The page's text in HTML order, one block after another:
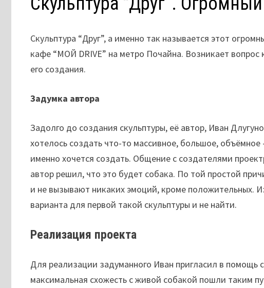
Скульптура “Друг”, а именно так называется этот
кафе “МОЙ DRIVE” на метро Почайна. Возникает вопрос
его создания.
Задумка автора
Задолго до создания скульптуры, её автор, Иван
хотелось создать что-то массивное, большое,
именно хочется создать. Общение с создателями
автор решил, что это будет собака. По той простой
и не вызывают никаких эмоций, кроме положительных.
варианта для первой такой скульптуры и не найти.
Реализация проекта
Для реализации задуманного Иван пригласил в помощь
максимальная схожесть с живой собакой пошли таким